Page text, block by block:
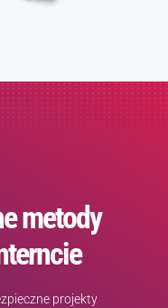
metody
projekty